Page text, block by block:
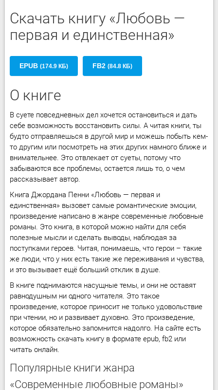
Скачать книгу «Любовь —
первая и единственная»
EPUB (174.9 КБ) FB2 (84.8 КБ)
О книге
В суете повседневных дел хочется остановиться и дать
себе возможность восстановить силы. А читая книги, ты
будто отправляешься в другой мир и можешь побыть кем-
то другим или посмотреть на этих других намного ближе и
внимательнее. Это отвлекает от суеты, потому что
забываются все проблемы, остается лишь то, о чем
рассказывает автор.
Книга Джордана Пенни «Любовь — первая и
единственная» вызовет самые романтические эмоции,
произведение написано в жанре современные любовные
романы. Это книга, в которой можно найти для себя
полезные мысли и сделать выводы, наблюдая за
поступками героев. Читая, понимаешь, что герои – такие
же люди, что у них есть такие же переживания и чувства,
и это вызывает ещё больший отклик в душе.
В книге поднимаются насущные темы, и они не оставят
равнодушным ни одного читателя. Это такое
произведение, которое приносит не только удовольствие
при чтении, но и развивает духовно. Это произведение,
которое обязательно запомнится надолго. На сайте есть
возможность скачать книгу в формате epub, fb2 или
читать онлайн.
Популярные книги жанра
«Современные любовные романы»